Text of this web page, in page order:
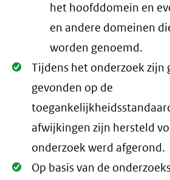
het hoofddomein en
en andere domeinen
worden genoemd.
Oké.
Tijdens het onderzoek zijn
gevonden op de
afwijkingen zijn hersteld
onderzoek werd afgerond.
Oké.
Op basis van de